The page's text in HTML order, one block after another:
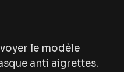
le modèle
anti aigrettes.